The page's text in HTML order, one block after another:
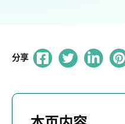
分享